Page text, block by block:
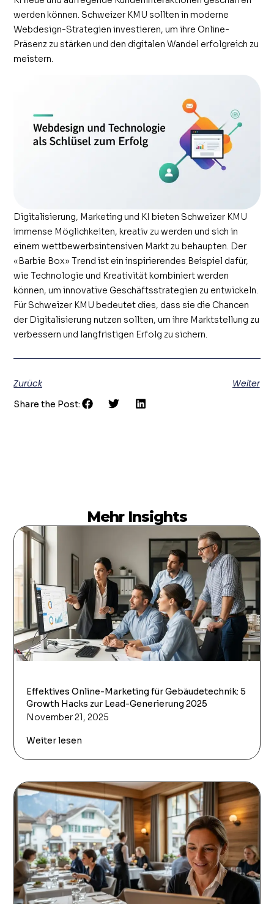
werden können. Schweizer KMU sollten in moderne
Webdesign-Strategien investieren, um ihre Online-
Präsenz zu stärken und den digitalen Wandel erfolgreich zu
meistern.
Digitalisierung, Marketing und KI bieten Schweizer KMU
immense Möglichkeiten, kreativ zu werden und sich in
einem wettbewerbsintensiven Markt zu behaupten. Der
«Barbie Box» Trend ist ein inspirierendes Beispiel dafür,
wie Technologie und Kreativität kombiniert werden
können, um innovative Geschäftsstrategien zu entwickeln.
Für Schweizer KMU bedeutet dies, dass sie die Chancen
der Digitalisierung nutzen sollten, um ihre Marktstellung zu
verbessern und langfristigen Erfolg zu sichern.
Zurück Weiter
Share the Post:
Mehr Insights
Effektives Online-Marketing für Gebäudetechnik: 5
Growth Hacks zur Lead-Generierung 2025
November 21, 2025
Weiter lesen